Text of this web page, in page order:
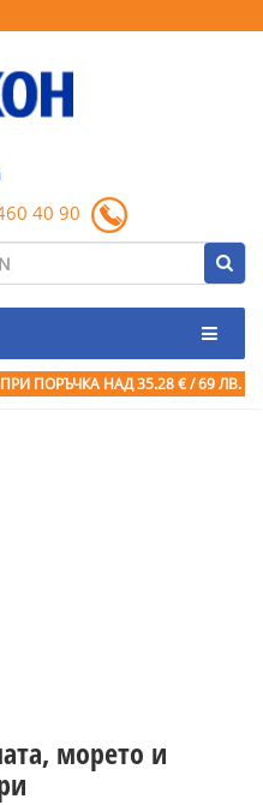
40 90
ПОРЪЧКА НАД 35.28 € / 69 ЛВ.
морето и